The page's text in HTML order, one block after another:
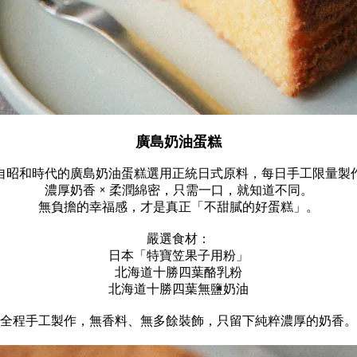
廣島奶油蛋糕
昭和時代的廣島奶油蛋糕選用正統日式原料，每日手工限量製
濃厚奶香 × 柔潤綿密，只需一口，就知道不同。
無負擔的幸福感，才是真正「不甜膩的好蛋糕」。
嚴選食材：
日本「特寶笠果子用粉」
北海道十勝四葉酪乳粉
北海道十勝四葉無鹽奶油
全程手工製作，無香料、無多餘裝飾，只留下純粹濃厚的奶香。